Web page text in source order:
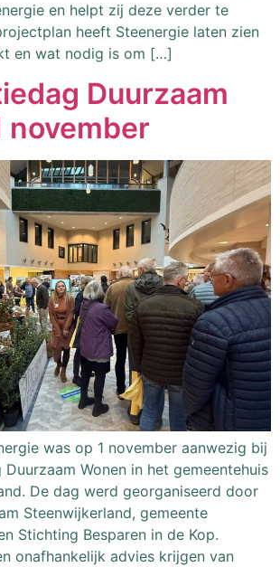
en helpt zij deze verder te
heeft Steenergie laten zien
en wat nodig is om […]
Duurzaam
november
was op 1 november aanwezig bij
Wonen in het gemeentehuis
De dag werd georganiseerd door
Steenwijkerland, gemeente
Stichting Besparen in de Kop.
onafhankelijk advies krijgen van